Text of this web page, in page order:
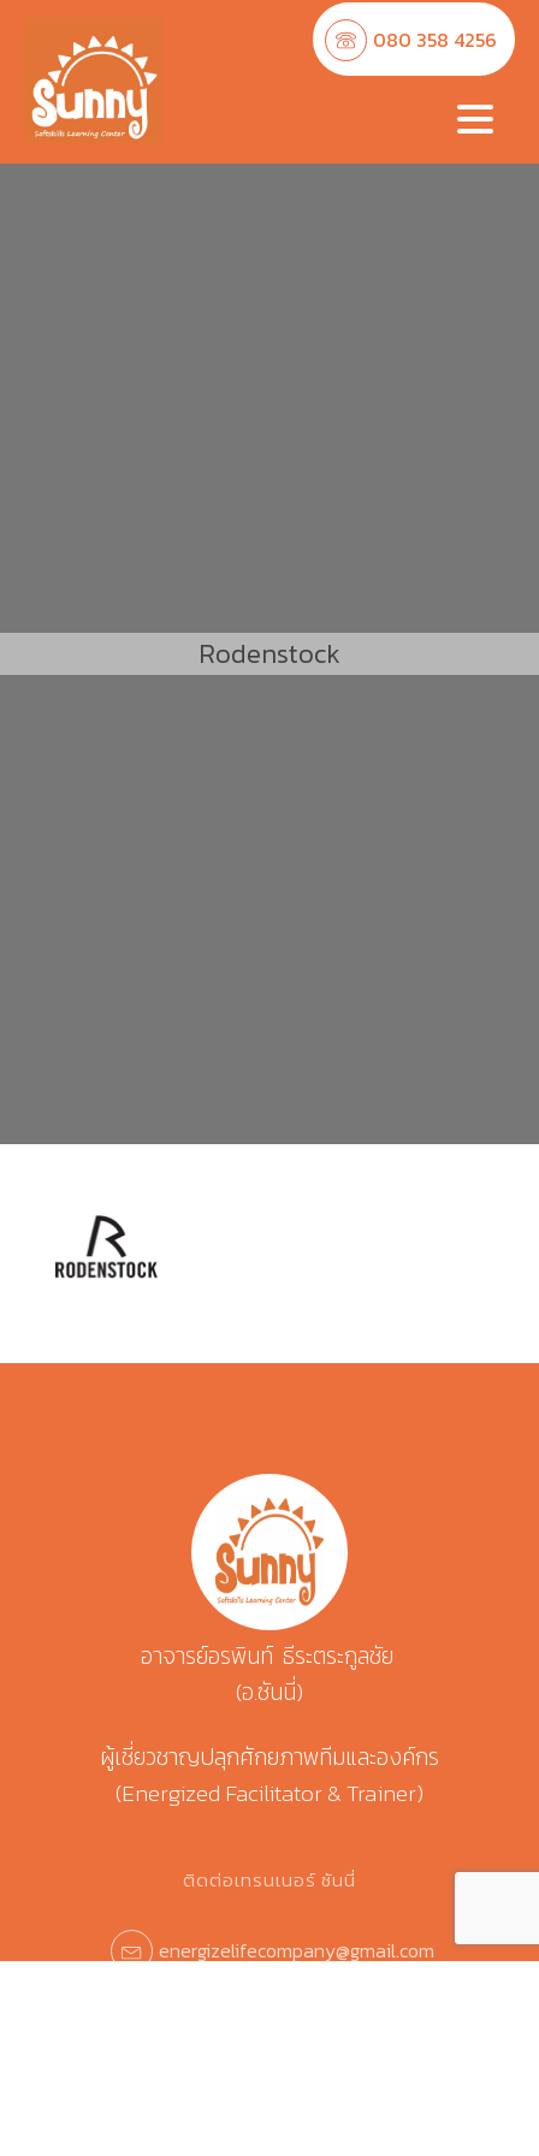
080 358 4256
Rodenstock
อาจารย์อรพินท์ ธีระตระกูลชัย
(อ.ซันนี่)
ผู้เชี่ยวชาญปลุกศักยภาพทีมและองค์กร
(Energized Facilitator & Trainer)
ติดต่อเทรนเนอร์ ซันนี่
energizelifecompany@gmail.com